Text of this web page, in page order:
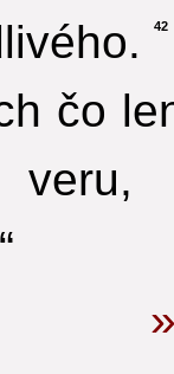
42
čo
veru,